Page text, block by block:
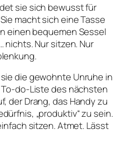
sie sich bewusst für
macht sich eine Tasse
einen bequemen Sessel
nichts. Nur sitzen. Nur
die gewohnte Unruhe in
To-do-Liste des nächsten
der Drang, das Handy zu
„produktiv“ zu sein.
sitzen. Atmet. Lässt